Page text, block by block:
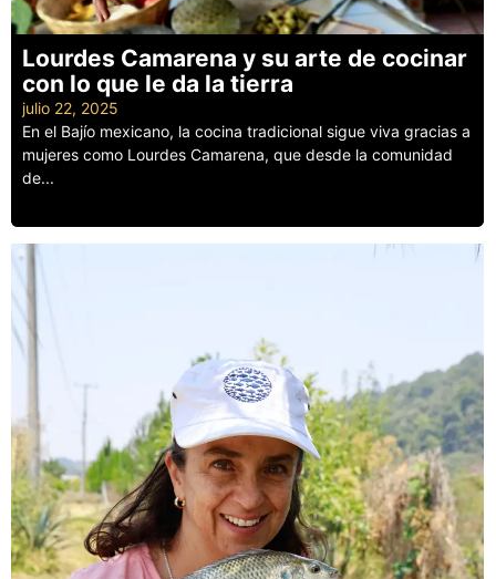
Lourdes Camarena y su arte de cocinar
con lo que le da la tierra
julio 22, 2025
En el Bajío mexicano, la cocina tradicional sigue viva gracias a
mujeres como Lourdes Camarena, que desde la comunidad
de...